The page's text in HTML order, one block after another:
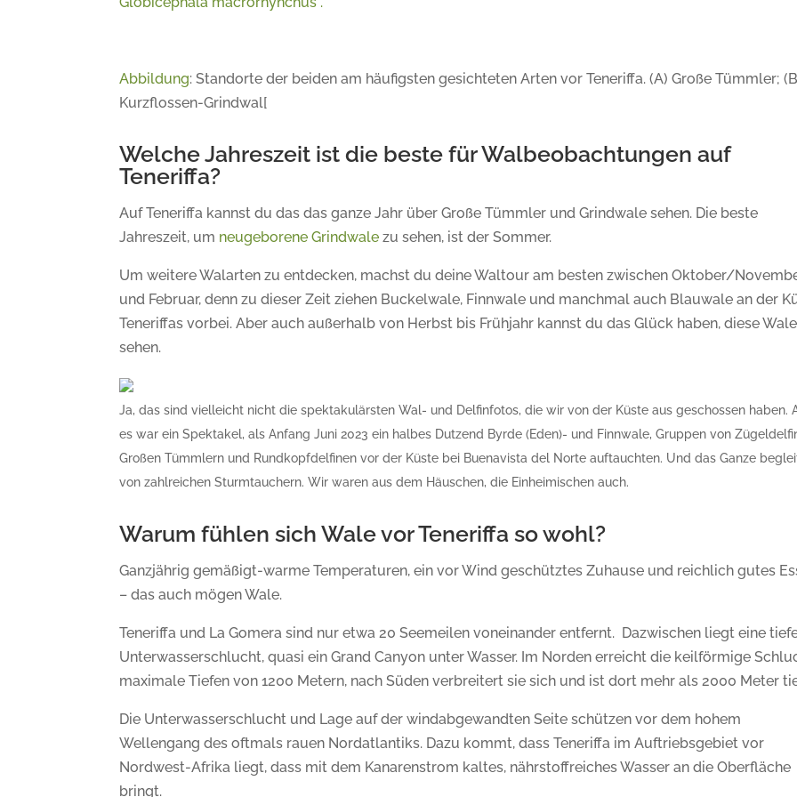
Abbildung: Standorte der beiden am häufigsten gesichteten Arten vor Teneriffa. (A) Große Tümmler;
Kurzflossen-Grindwal[
Welche Jahreszeit ist die beste für Walbeobachtungen auf
Teneriffa?
Auf Teneriffa kannst du das das ganze Jahr über Große Tümmler und Grindwale sehen. Die beste
Jahreszeit, um neugeborene Grindwale zu sehen, ist der Sommer.
Um weitere Walarten zu entdecken, machst du deine Waltour am besten zwischen Oktober/
und Februar, denn zu dieser Zeit ziehen Buckelwale, Finnwale und manchmal auch Blauwale an der
Teneriffas vorbei. Aber auch außerhalb von Herbst bis Frühjahr kannst du das Glück haben, diese
sehen.
Ja, das sind vielleicht nicht die spektakulärsten Wal- und Delfinfotos, die wir von der Küste aus geschossen haben.
es war ein Spektakel, als Anfang Juni 2023 ein halbes Dutzend Byrde (Eden)- und Finnwale, Gruppen von
Großen Tümmlern und Rundkopfdelfinen vor der Küste bei Buenavista del Norte auftauchten. Und das Ganze
von zahlreichen Sturmtauchern. Wir waren aus dem Häuschen, die Einheimischen auch.
Warum fühlen sich Wale vor Teneriffa so wohl?
Ganzjährig gemäßigt-warme Temperaturen, ein vor Wind geschütztes Zuhause und reichlich gutes
– das auch mögen Wale.
Teneriffa und La Gomera sind nur etwa 20 Seemeilen voneinander entfernt. Dazwischen liegt eine
Unterwasserschlucht, quasi ein Grand Canyon unter Wasser. Im Norden erreicht die keilförmige
maximale Tiefen von 1200 Metern, nach Süden verbreitert sie sich und ist dort mehr als 2000 Meter
Die Unterwasserschlucht und Lage auf der windabgewandten Seite schützen vor dem hohem
Wellengang des oftmals rauen Nordatlantiks. Dazu kommt, dass Teneriffa im Auftriebsgebiet vor
Nordwest-Afrika liegt, dass mit dem Kanarenstrom kaltes, nährstoffreiches Wasser an die Oberfläche
bringt.